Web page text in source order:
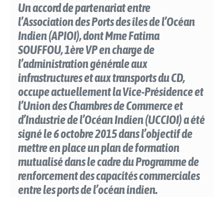
Un accord de partenariat entre
l’Association des Ports des îles de l’Océan
Indien (APIOI), dont Mme Fatima
SOUFFOU, 1ère VP en charge de
l’administration générale aux
infrastructures et aux transports du CD,
occupe actuellement la Vice-Présidence et
l’Union des Chambres de Commerce et
d’Industrie de l’Océan Indien (UCCIOI) a été
signé le 6 octobre 2015 dans l’objectif de
mettre en place un plan de formation
mutualisé dans le cadre du Programme de
renforcement des capacités commerciales
entre les ports de l’océan indien.